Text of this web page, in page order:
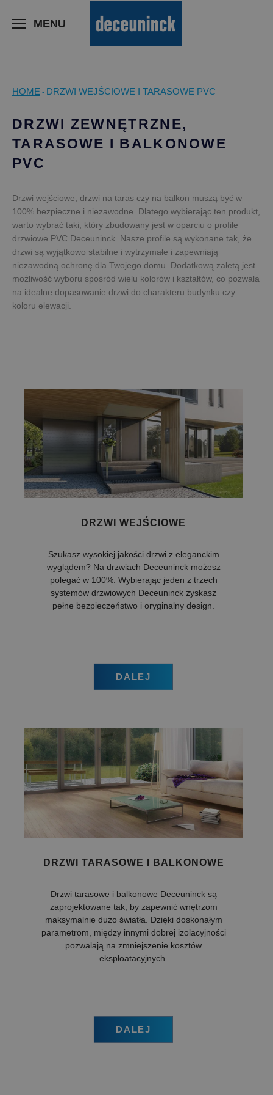
MENU
HOME - DRZWI WEJŚCIOWE I TARASOWE PVC
DRZWI ZEWNĘTRZNE,
TARASOWE I BALKONOWE
PVC
Drzwi wejściowe, drzwi na taras czy na balkon muszą być w
100% bezpieczne i niezawodne. Dlatego wybierając ten produkt,
warto wybrać taki, który zbudowany jest w oparciu o profile
drzwiowe PVC Deceuninck. Nasze profile są wykonane tak, że
drzwi są wyjątkowo stabilne i wytrzymałe i zapewniają
niezawodną ochronę dla Twojego domu. Dodatkową zaletą jest
możliwość wyboru spośród wielu kolorów i kształtów, co pozwala
na idealne dopasowanie drzwi do charakteru budynku czy
koloru elewacji.
DRZWI WEJŚCIOWE
Szukasz wysokiej jakości drzwi z eleganckim
wyglądem? Na drzwiach Deceuninck możesz
polegać w 100%. Wybierając jeden z trzech
systemów drzwiowych Deceuninck zyskasz
pełne bezpieczeństwo i oryginalny design.
DALEJ
DRZWI TARASOWE I BALKONOWE
Drzwi tarasowe i balkonowe Deceuninck są
zaprojektowane tak, by zapewnić wnętrzom
maksymalnie dużo światła. Dzięki doskonałym
parametrom, między innymi dobrej izolacyjności
pozwalają na zmniejszenie kosztów
eksploatacyjnych.
DALEJ